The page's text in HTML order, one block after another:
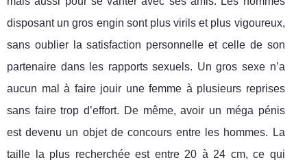
disposant un gros engin sont plus virils et plus vigoureux,
sans oublier la satisfaction personnelle et celle de son
partenaire dans les rapports sexuels. Un gros sexe n’a
aucun mal à faire jouir une femme à plusieurs reprises
sans faire trop d’effort. De même, avoir un méga pénis
est devenu un objet de concours entre les hommes. La
taille la plus recherchée est entre 20 à 24 cm, ce qui